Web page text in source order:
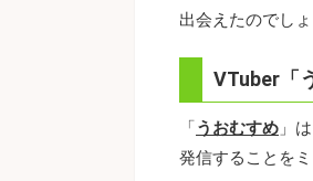
出会えたのでし
VTuber「
「うおむすめ 」
発信することを